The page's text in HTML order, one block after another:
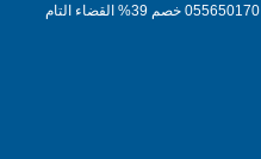
مكافحة حشرات بالرياض 055650170 خصم 39% القضاء التام